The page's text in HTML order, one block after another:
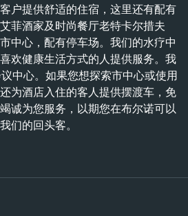
户提供舒适的住宿，这里还有配有
菲酒家及时尚餐厅老特卡尔措夫
中心，配有停车场。我们的水疗中
欢健康生活方式的人提供服务。我
中心。如果您想探索市中心或使用
为酒店入住的客人提供摆渡车，免
诚为您服务，以期您在布尔诺可以
们的回头客。